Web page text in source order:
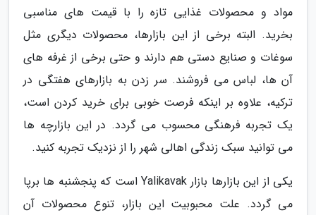
مواد و محصولات غذایی تازه را با قیمت های مناسبی
بخرید. البته برخی از این بازارها، محصولات دیگری مثل
سوغات و صنایع دستی هم دارند و حتی برخی از غرفه های
آن ها، لباس می فروشند. سر زدن به بازارهای هفتگی در
ترکیه، علاوه بر اینکه فرصت خوبی برای خرید کردن است،
یک تجربه فرهنگی محسوب می گردد. در این بازارچه ها
می توانید سبک زندگی اهالی شهر را از نزدیک تجربه کنید.
یکی از این بازارها بازار Yalikavak است که پنجشنبه ها برپا
می گردد. علت محبوبیت این بازار، تنوع محصولات آن